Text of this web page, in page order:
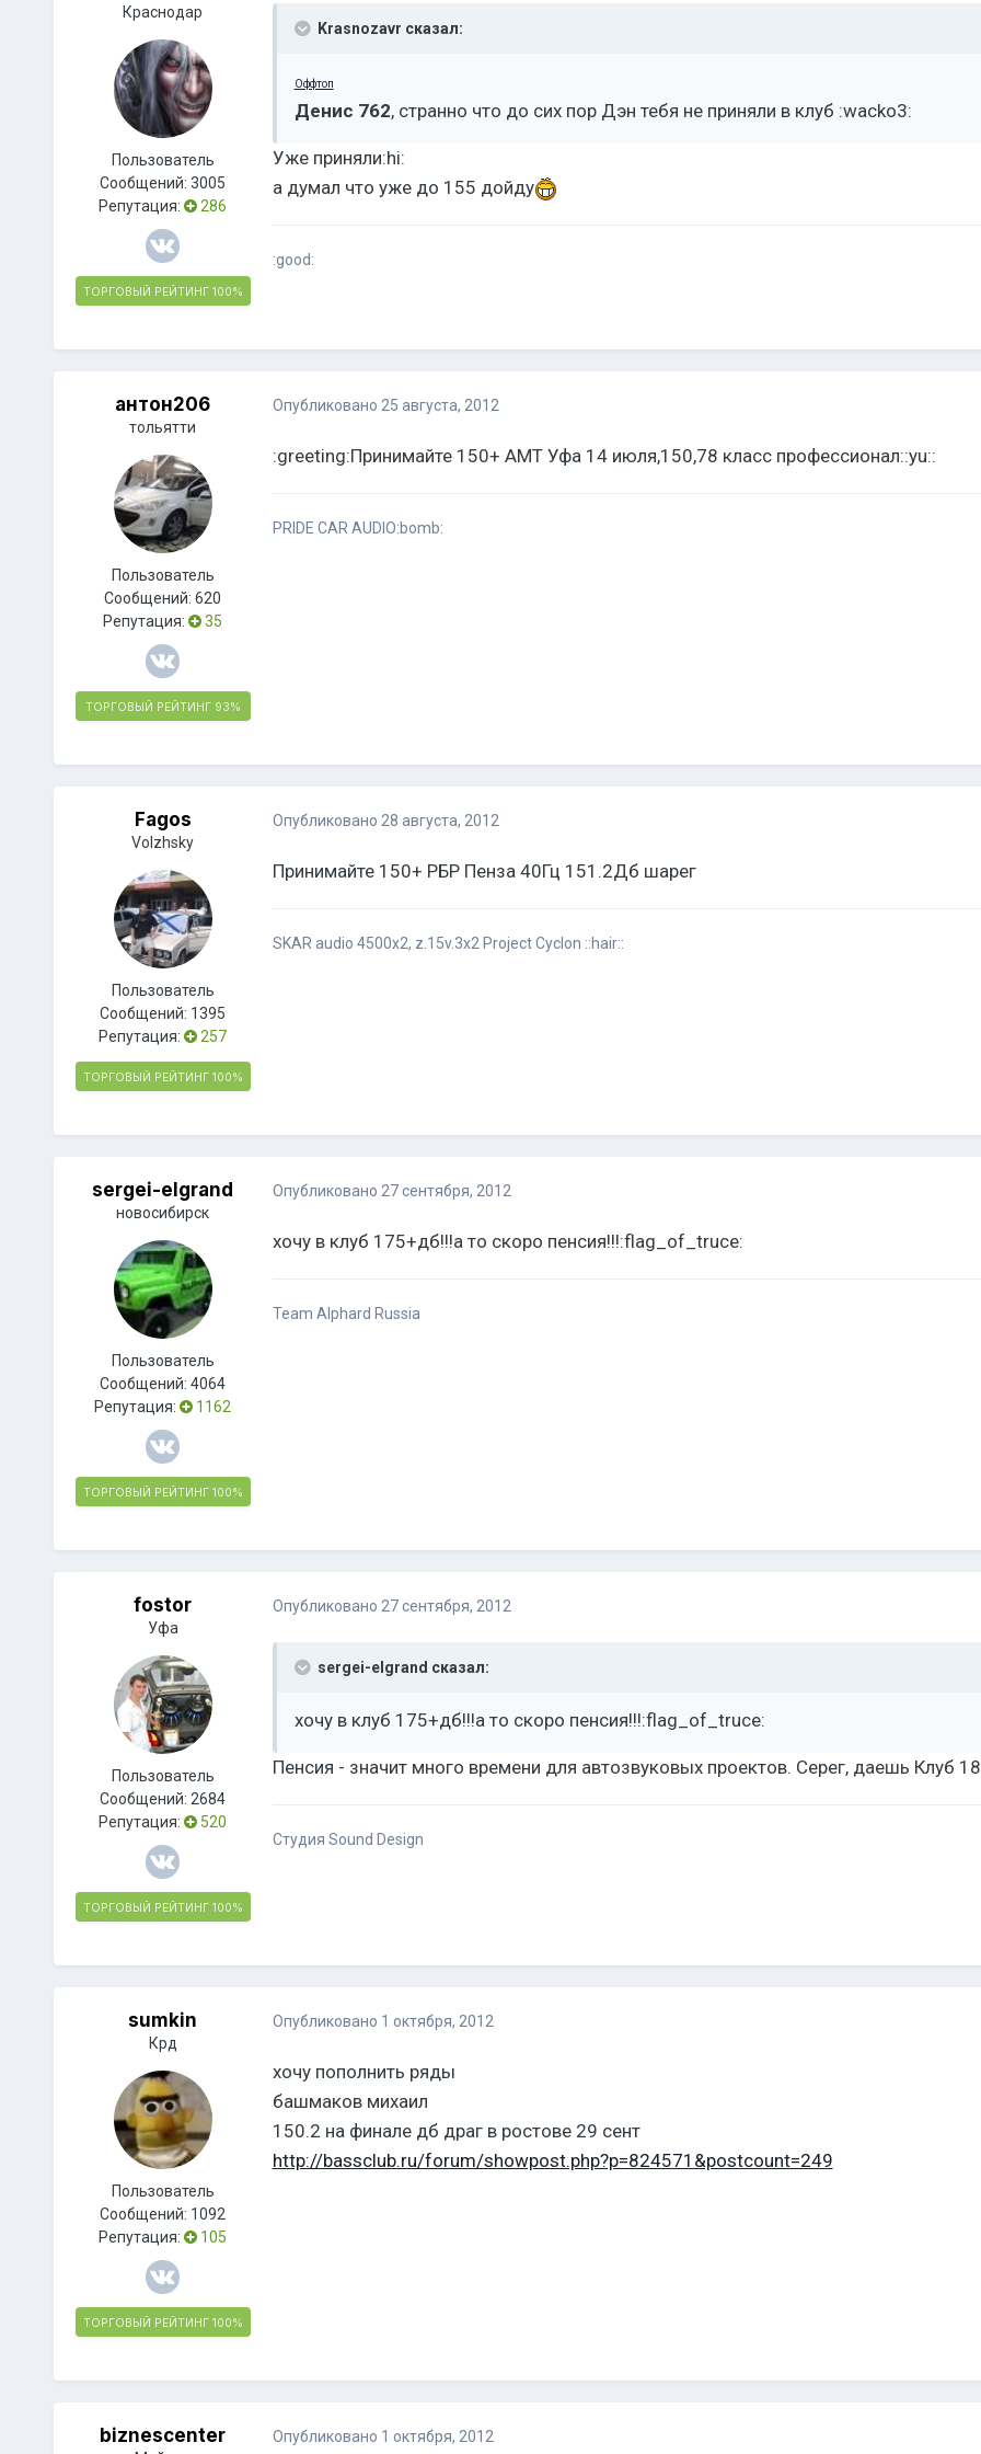
Краснодар
Пользователь
Сообщений:3005
Репутация:
286
ТОРГОВЫЙ РЕЙТИНГ 100%
Krasnozavr сказал:
Оффтоп
Денис 762, странно что до сих пор Дэн тебя не приняли в клуб :wacko3:
Уже приняли:hi:
а думал что уже до 155 дойду
:good:
антон206
тольятти
Пользователь
Сообщений:620
Репутация:
35
ТОРГОВЫЙ РЕЙТИНГ 93%
Опубликовано 25 августа, 2012
:greeting:Принимайте 150+ АМТ Уфа 14 июля,150,78 класс профессионал::yu::
PRIDE CAR AUDIO:bomb:
Fagos
Volzhsky
Пользователь
Сообщений: 1395
Репутация:
257
ТОРГОВЫЙ РЕЙТИНГ 100%
Опубликовано 28 августа, 2012
Принимайте 150+ РБР Пенза 40Гц 151.2Дб шарег
SKAR audio 4500x2, z.15v.3х2 Project Cyclon ::hair::
sergei-elgrand
новосибирск
Пользователь
Сообщений:4064
Репутация:
1162
ТОРГОВЫЙ РЕЙТИНГ 100%
Опубликовано 27 сентября, 2012
хочу в клуб 175+дб!!!а то скоро пенсия!!!:flag_of_truce:
Team Alphard Russia
fostor
Уфа
Пользователь
Сообщений: 2684
Репутация:
520
ТОРГОВЫЙ РЕЙТИНГ 100%
Опубликовано 27 сентября, 2012
sergei-elgrand сказал:
хочу в клуб 175+дб!!!а то скоро пенсия!!!:flag_of_truce:
Пенсия - значит много времени для автозвуковых проектов. Серег, даешь Клуб
Студия Sound Design
sumkin
Крд
Пользователь
Сообщений: 1092
Репутация:
105
ТОРГОВЫЙ РЕЙТИНГ 100%
Опубликовано 1 октября, 2012
хочу пополнить ряды
башмаков михаил
150.2 на финале дб драг в ростове 29 сент
http://bassclub.ru/forum/showpost.php?p=824571&postcount=249
biznescenter Опубликовано 1 октября, 2012